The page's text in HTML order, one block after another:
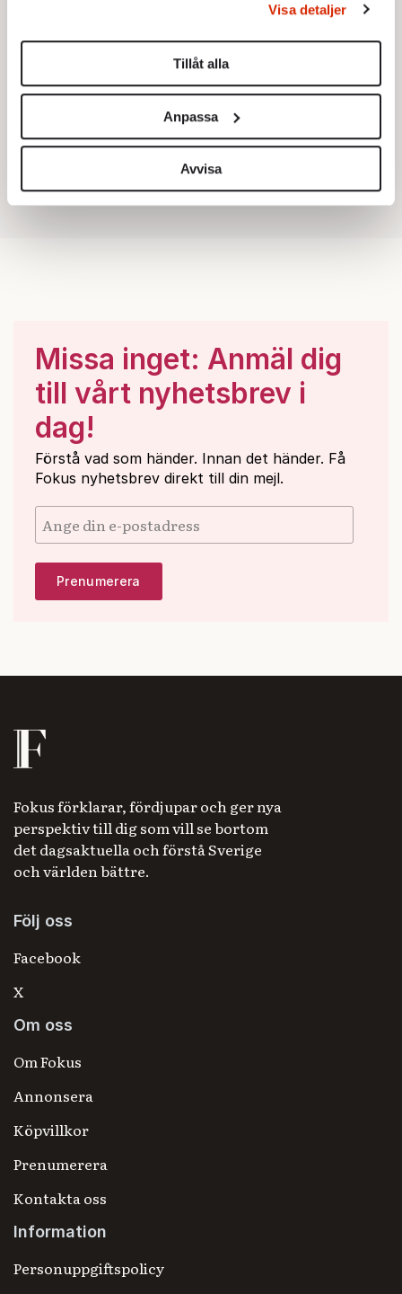
Du kan ändra eller dra tillbaka ditt samtycke när som
helst från cookie-förklaringen.
Vi använder enhetsidentifierare för att anpassa innehållet
för sociala medier och analysera vår trafik. Vi
vidarebefordrar även sådana identifierare och annan
information från din enhet till de sociala medier och
annons- och analysföretag som vi samarbetar med.
Visa detaljer
Tillåt alla
Anpassa
Avvisa
Missa inget: Anmäl dig
till vårt nyhetsbrev i
dag!
Förstå vad som händer. Innan det händer. Få
Fokus nyhetsbrev direkt till din mejl.
Fokus förklarar, fördjupar och ger nya
perspektiv till dig som vill se bortom
det dagsaktuella och förstå Sverige
och världen bättre.
Följ oss
Facebook
X
Om oss
Om Fokus
Annonsera
Köpvillkor
Prenumerera
Kontakta oss
Information
Personuppgiftspolicy